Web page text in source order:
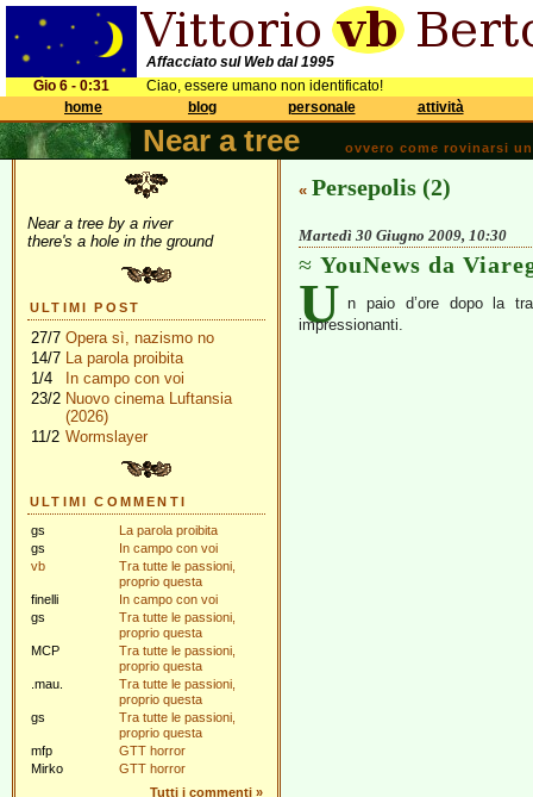
Affacciato sul Web dal 1995
Gio 6 - 0:31
Ciao, essere umano non identificato!
home
blog personale attività
Near a tree ovvero come rovinarsi
Near a tree by a river
there's a hole in the ground
ULTIMI POST
27/7 Opera sì, nazismo no
14/7 La parola proibita
1/4
In campo con voi
23/2 Nuovo cinema Luftansia
(2026)
11/2 Wormslayer
ULTIMI COMMENTI
gs
La parola proibita
gs
In campo con voi
vb
Tra tutte le passioni,
proprio questa
finelli
In campo con voi
gs
Tra tutte le passioni,
proprio questa
MCP
Tra tutte le passioni,
proprio questa
.mau.
Tra tutte le passioni,
proprio questa
gs
Tra tutte le passioni,
proprio questa
mfp
GTT horror
Mirko
GTT horror
Tutti i commenti »
« Persepolis (2)
Martedì 30 Giugno 2009, 10:30
YouNews da
U n paio d’ore dopo la
impressionanti.